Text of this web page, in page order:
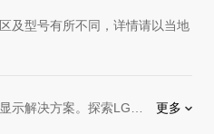
及型号有所不同，详情请以当地
LG为所有企业提供了各种商用显示解决方案。探索LG信息显示屏带来无尽的机会，提升您企业的潜力。设计、功能、规格如有变更，恕不另行通知。屏幕中的图片是经过处理的。视频里功能不一定在所有型号里都能实现。请到技术规格查看不同型号的更为详细的功能。 更多